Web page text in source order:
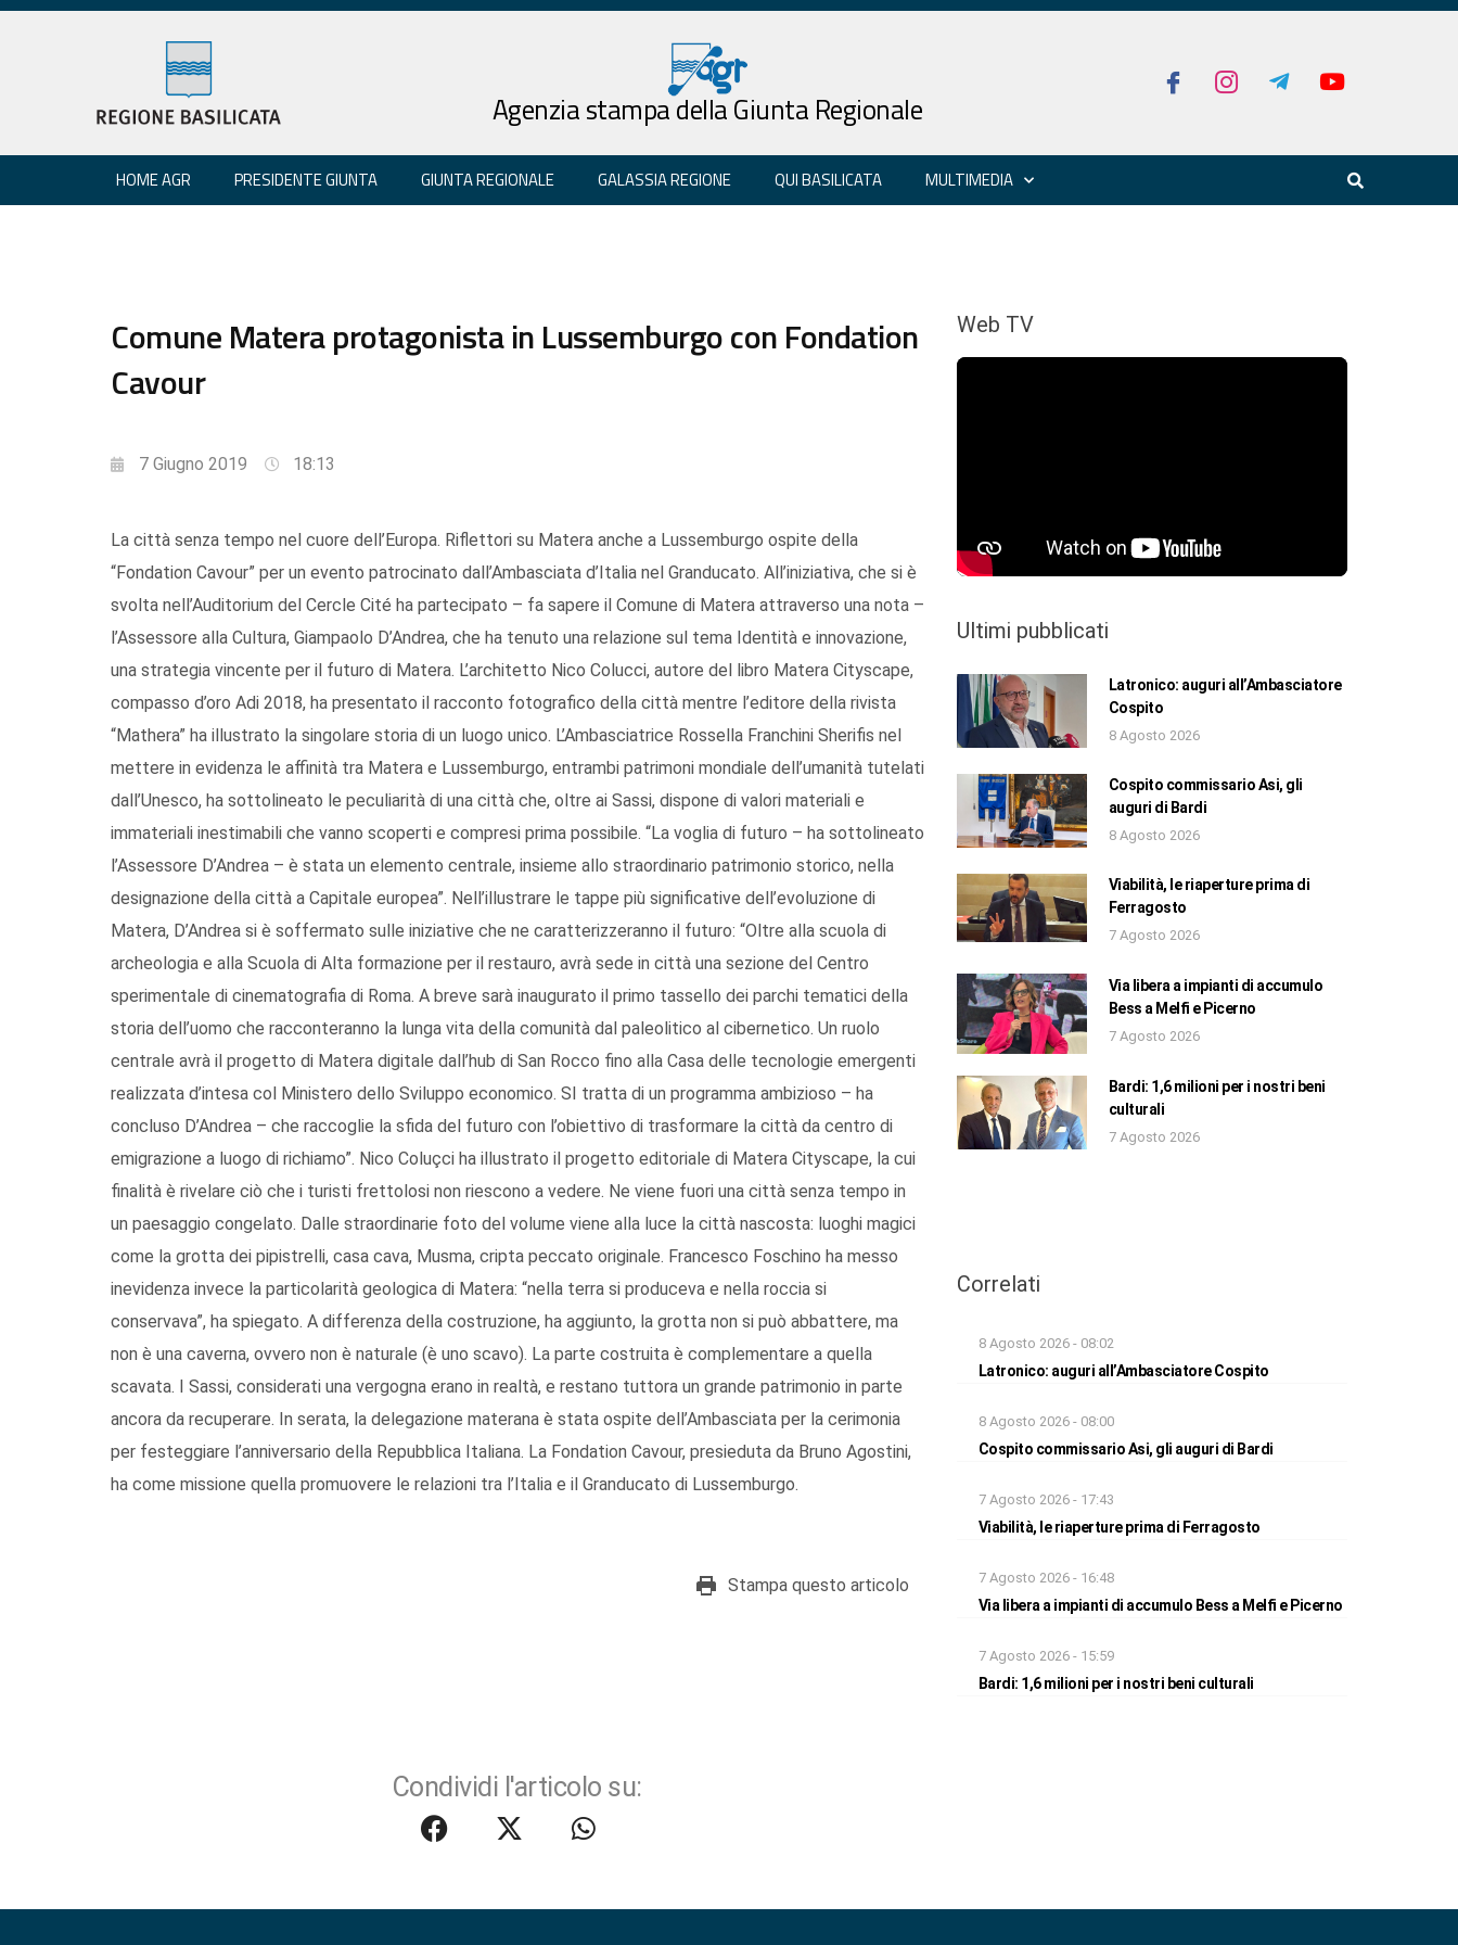
Agenzia stampa della Giunta Regionale
HOME AGR PRESIDENTE GIUNTA GIUNTA REGIONALE GALASSIA REGIONE QUI BASILICATA MULTIMEDIA
Comune Matera protagonista in Lussemburgo con Fondation
Cavour
7 Giugno 2019 18:13
La città senza tempo nel cuore dell’Europa. Riflettori su Matera anche a Lussemburgo ospite della
“Fondation Cavour” per un evento patrocinato dall’Ambasciata d’Italia nel Granducato. All’iniziativa, che si è
svolta nell’Auditorium del Cercle Cité ha partecipato – fa sapere il Comune di Matera attraverso una nota –
l’Assessore alla Cultura, Giampaolo D’Andrea, che ha tenuto una relazione sul tema Identità e innovazione,
una strategia vincente per il futuro di Matera. L’architetto Nico Colucci, autore del libro Matera Cityscape,
compasso d’oro Adi 2018, ha presentato il racconto fotografico della città mentre l’editore della rivista
“Mathera” ha illustrato la singolare storia di un luogo unico. L’Ambasciatrice Rossella Franchini Sherifis nel
mettere in evidenza le affinità tra Matera e Lussemburgo, entrambi patrimoni mondiale dell’umanità tutelati
dall’Unesco, ha sottolineato le peculiarità di una città che, oltre ai Sassi, dispone di valori materiali e
immateriali inestimabili che vanno scoperti e compresi prima possibile. “La voglia di futuro – ha sottolineato
l’Assessore D’Andrea – è stata un elemento centrale, insieme allo straordinario patrimonio storico, nella
designazione della città a Capitale europea”. Nell’illustrare le tappe più significative dell’evoluzione di
Matera, D’Andrea si è soffermato sulle iniziative che ne caratterizzeranno il futuro: “Oltre alla scuola di
archeologia e alla Scuola di Alta formazione per il restauro, avrà sede in città una sezione del Centro
sperimentale di cinematografia di Roma. A breve sarà inaugurato il primo tassello dei parchi tematici della
storia dell’uomo che racconteranno la lunga vita della comunità dal paleolitico al cibernetico. Un ruolo
centrale avrà il progetto di Matera digitale dall’hub di San Rocco fino alla Casa delle tecnologie emergenti
realizzata d’intesa col Ministero dello Sviluppo economico. SI tratta di un programma ambizioso – ha
concluso D’Andrea – che raccoglie la sfida del futuro con l’obiettivo di trasformare la città da centro di
emigrazione a luogo di richiamo”. Nico Coluçci ha illustrato il progetto editoriale di Matera Cityscape, la cui
finalità è rivelare ciò che i turisti frettolosi non riescono a vedere. Ne viene fuori una città senza tempo in
un paesaggio congelato. Dalle straordinarie foto del volume viene alla luce la città nascosta: luoghi magici
come la grotta dei pipistrelli, casa cava, Musma, cripta peccato originale. Francesco Foschino ha messo
inevidenza invece la particolarità geologica di Matera: “nella terra si produceva e nella roccia si
conservava”, ha spiegato. A differenza della costruzione, ha aggiunto, la grotta non si può abbattere, ma
non è una caverna, ovvero non è naturale (è uno scavo). La parte costruita è complementare a quella
scavata. I Sassi, considerati una vergogna erano in realtà, e restano tuttora un grande patrimonio in parte
ancora da recuperare. In serata, la delegazione materana è stata ospite dell’Ambasciata per la cerimonia
per festeggiare l’anniversario della Repubblica Italiana. La Fondation Cavour, presieduta da Bruno Agostini,
ha come missione quella promuovere le relazioni tra l’Italia e il Granducato di Lussemburgo.
Stampa questo articolo
Condividi l'articolo su:
Web TV
Ultimi pubblicati
Latronico: auguri all’Ambasciatore
Cospito
8 Agosto 2026
Cospito commissario Asi, gli
auguri di Bardi
8 Agosto 2026
Viabilità, le riaperture prima di
Ferragosto
7 Agosto 2026
Via libera a impianti di accumulo
Bess a Melfi e Picerno
7 Agosto 2026
Bardi: 1,6 milioni per i nostri beni
culturali
7 Agosto 2026
Correlati
8 Agosto 2026 - 08:02
Latronico: auguri all’Ambasciatore Cospito
8 Agosto 2026 - 08:00
Cospito commissario Asi, gli auguri di Bardi
7 Agosto 2026 - 17:43
Viabilità, le riaperture prima di Ferragosto
7 Agosto 2026 - 16:48
Via libera a impianti di accumulo Bess a Melfi e Picerno
7 Agosto 2026 - 15:59
Bardi: 1,6 milioni per i nostri beni culturali